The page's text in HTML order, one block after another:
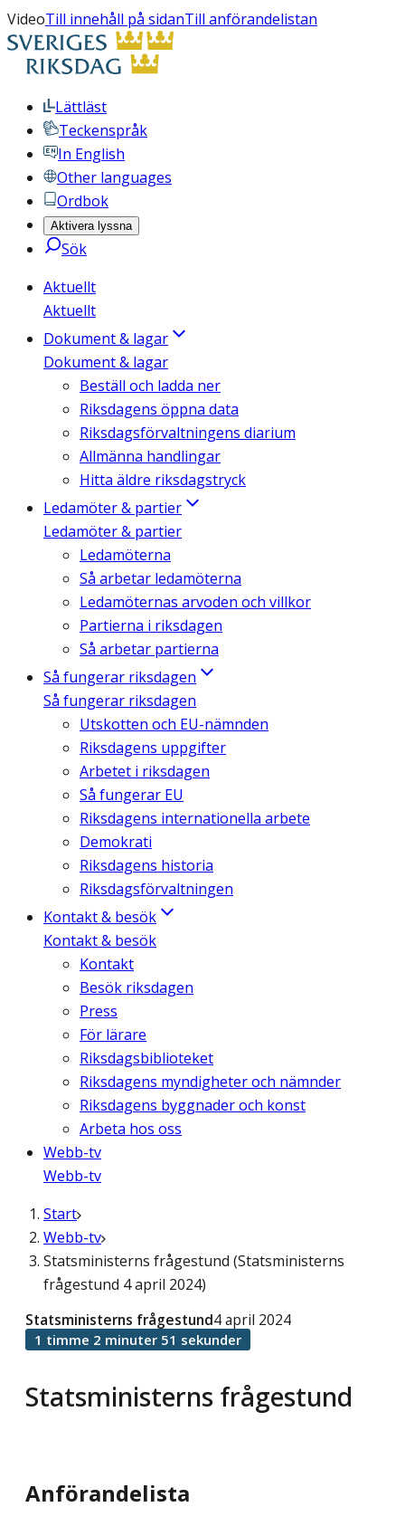
VideoTill innehåll på sidanTill anförandelistan
Lättläst
Teckenspråk
In English
Other languages
Ordbok
Aktivera lyssna
Sök
Aktuellt
Aktuellt
Dokument & lagar
Dokument & lagar
Beställ och ladda ner
Riksdagens öppna data
Riksdagsförvaltningens diarium
Allmänna handlingar
Hitta äldre riksdagstryck
Ledamöter & partier
Ledamöter & partier
Ledamöterna
Så arbetar ledamöterna
Ledamöternas arvoden och villkor
Partierna i riksdagen
Så arbetar partierna
Så fungerar riksdagen
Så fungerar riksdagen
Utskotten och EU-nämnden
Riksdagens uppgifter
Arbetet i riksdagen
Så fungerar EU
Riksdagens internationella arbete
Demokrati
Riksdagens historia
Riksdagsförvaltningen
Kontakt & besök
Kontakt & besök
Kontakt
Besök riksdagen
Press
För lärare
Riksdagsbiblioteket
Riksdagens myndigheter och nämnder
Riksdagens byggnader och konst
Arbeta hos oss
Webb-tv
Webb-tv
Start
Webb-tv
Statsministerns frågestund (Statsministerns
frågestund 4 april 2024)
Statsministerns frågestund
Statsministerns frågestund4 april 2024
1 timme 2 minuter 51 sekunder
Anförandelista